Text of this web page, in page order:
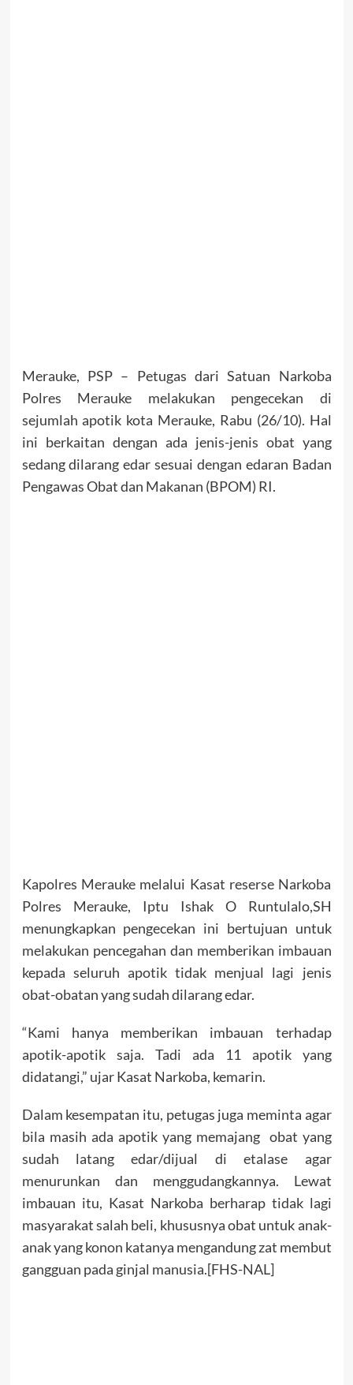
Merauke, PSP – Petugas dari Satuan Narkoba
Polres Merauke melakukan pengecekan di
sejumlah apotik kota Merauke, Rabu (26/10). Hal
ini berkaitan dengan ada jenis-jenis obat yang
sedang dilarang edar sesuai dengan edaran Badan
Pengawas Obat dan Makanan (BPOM) RI.
Kapolres Merauke melalui Kasat reserse Narkoba
Polres Merauke, Iptu Ishak O Runtulalo,SH
menungkapkan pengecekan ini bertujuan untuk
melakukan pencegahan dan memberikan imbauan
kepada seluruh apotik tidak menjual lagi jenis
obat-obatan yang sudah dilarang edar.
“Kami hanya memberikan imbauan terhadap
apotik-apotik saja. Tadi ada 11 apotik yang
didatangi,” ujar Kasat Narkoba, kemarin.
Dalam kesempatan itu, petugas juga meminta agar
bila masih ada apotik yang memajang obat yang
sudah latang edar/dijual di etalase agar
menurunkan dan menggudangkannya. Lewat
imbauan itu, Kasat Narkoba berharap tidak lagi
masyarakat salah beli, khususnya obat untuk anak-
anak yang konon katanya mengandung zat membut
gangguan pada ginjal manusia.[FHS-NAL]